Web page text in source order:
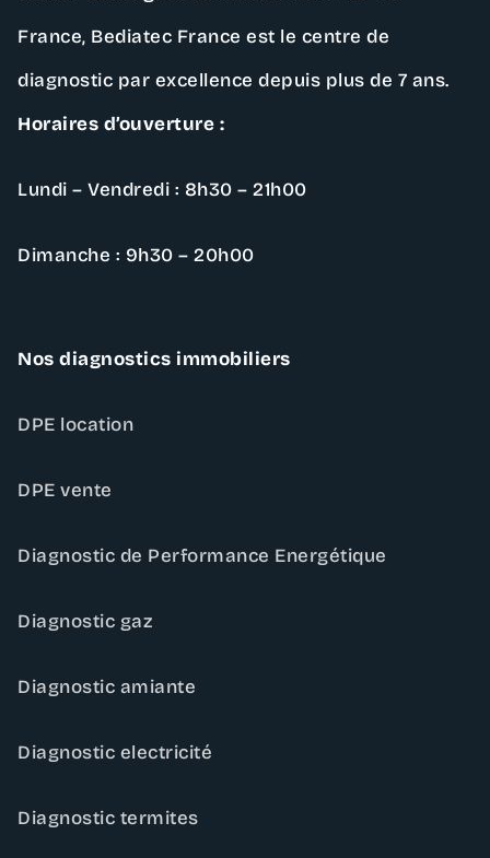
France, Bediatec France est le centre de
diagnostic par excellence depuis plus de 7 ans.
Horaires d’ouverture :
Lundi – Vendredi : 8h30 – 21h00
Dimanche : 9h30 – 20h00
Nos diagnostics immobiliers
DPE location
DPE vente
Diagnostic de Performance Energétique
Diagnostic gaz
Diagnostic amiante
Diagnostic electricité
Diagnostic termites